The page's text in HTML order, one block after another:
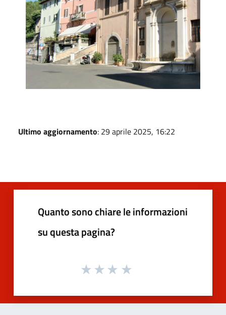
Ultimo aggiornamento: 29 aprile 2025, 16:22
Quanto sono chiare le informazioni
su questa pagina?